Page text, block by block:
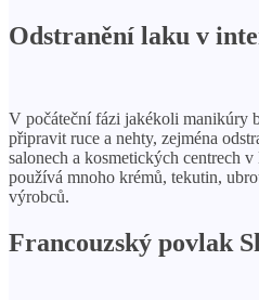
Odstranění laku v
V počáteční fázi jakékoli manikúry
připravit ruce a nehty, zejména
salonech a kosmetických centrech
používá mnoho krémů, tekutin,
výrobců.
Francouzský povlak